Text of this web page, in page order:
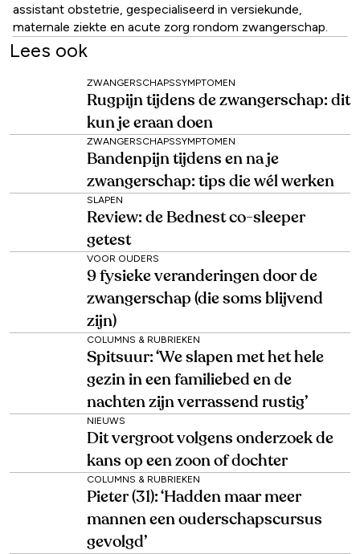
assistant obstetrie, gespecialiseerd in versiekunde,
maternale ziekte en acute zorg rondom zwangerschap.
Lees ook
ZWANGERSCHAPSSYMPTOMEN
Rugpijn tijdens de zwangerschap: dit
kun je eraan doen
ZWANGERSCHAPSSYMPTOMEN
Bandenpijn tijdens en na je
zwangerschap: tips die wél werken
SLAPEN
Review: de Bednest co-sleeper
getest
VOOR OUDERS
9 fysieke veranderingen door de
zwangerschap (die soms blijvend
zijn)
COLUMNS & RUBRIEKEN
Spitsuur: ‘We slapen met het hele
gezin in een familiebed en de
nachten zijn verrassend rustig’
NIEUWS
Dit vergroot volgens onderzoek de
kans op een zoon of dochter
COLUMNS & RUBRIEKEN
Pieter (31): ‘Hadden maar meer
mannen een ouderschapscursus
gevolgd’